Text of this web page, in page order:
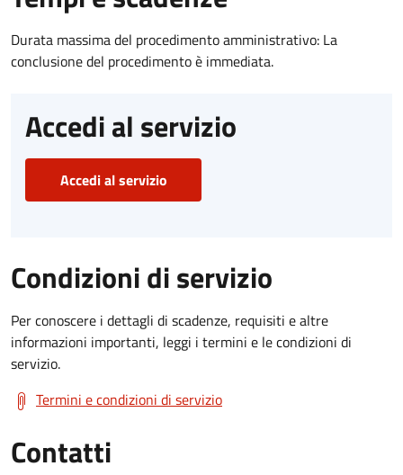
Durata massima del procedimento amministrativo: La
conclusione del procedimento è immediata.
Accedi al servizio
Accedi al servizio
Condizioni di servizio
Per conoscere i dettagli di scadenze, requisiti e altre
informazioni importanti, leggi i termini e le condizioni di
servizio.
Termini e condizioni di servizio
Contatti